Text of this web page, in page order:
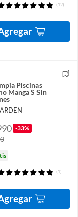
(12)
Piscinas
Manga S Sin
-33%
(1)